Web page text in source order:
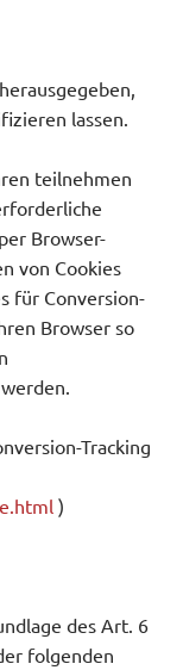
lassen.
teilnehmen
Browser-
von Cookies
für Conversion-
Browser so
Tracking
)
des Art. 6
folgenden